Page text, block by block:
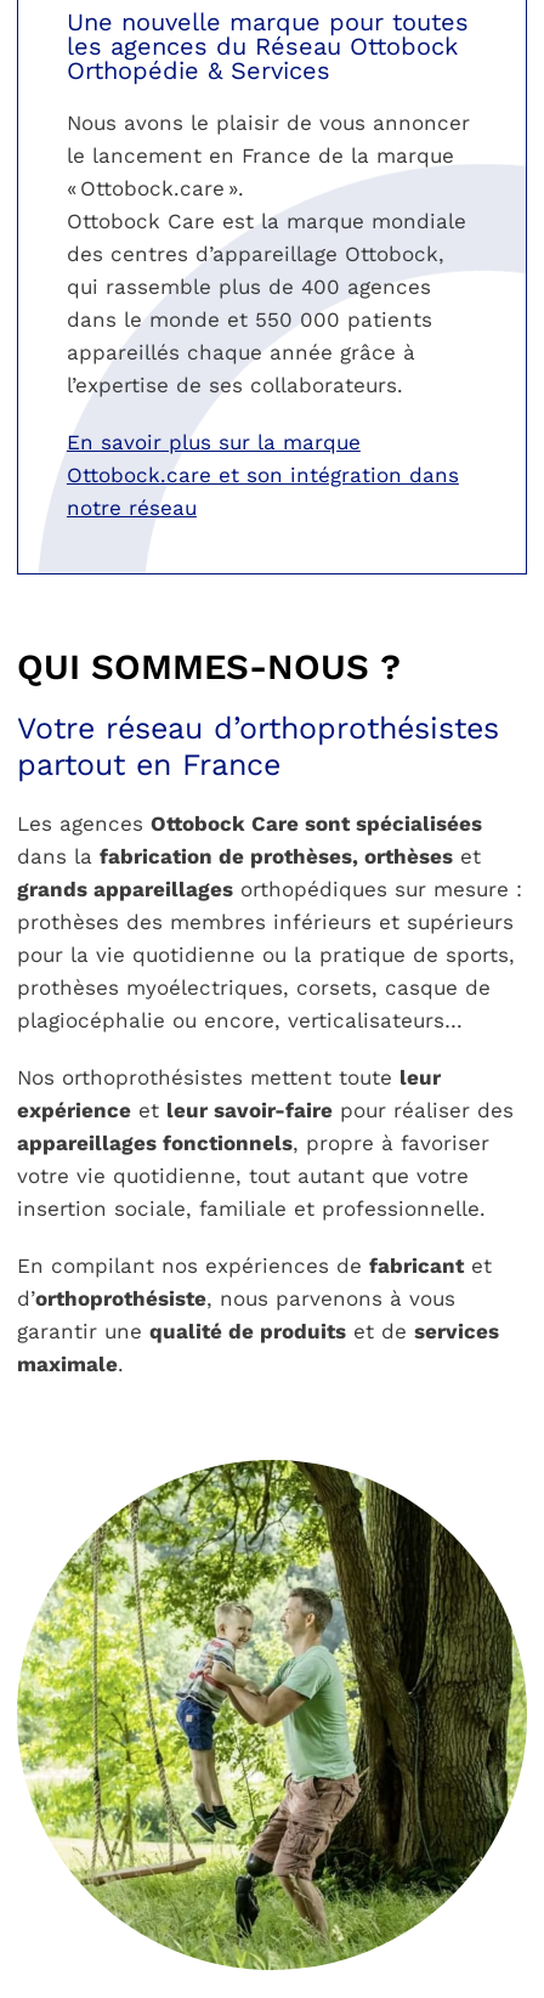
Une nouvelle marque pour toutes
les agences du Réseau Ottobock
Orthopédie & Services
Nous avons le plaisir de vous annoncer
le lancement en France de la marque
« Ottobock.care ».
Ottobock Care est la marque mondiale
des centres d’appareillage Ottobock,
qui rassemble plus de 400 agences
dans le monde et 550 000 patients
appareillés chaque année grâce à
l’expertise de ses collaborateurs.
En savoir plus sur la marque
Ottobock.care et son intégration dans
notre réseau
QUI SOMMES-NOUS ?
Votre réseau d’orthoprothésistes
partout en France
Les agences Ottobock Care sont spécialisées
dans la fabrication de prothèses, orthèseset
grands appareillagesorthopédiques sur mesure :
prothèses des membres inférieurs et supérieurs
pour la vie quotidienne ou la pratique de sports,
prothèses myoélectriques, corsets, casque de
plagiocéphalie ou encore, verticalisateurs…
Nos orthoprothésistes mettent toute leur
expérienceet leur savoir-fairepour réaliser des
appareillages fonctionnels, propre à favoriser
votre vie quotidienne, tout autant que votre
insertion sociale, familiale et professionnelle.
En compilant nos expériences de fabricantet
d’orthoprothésiste, nous parvenons à vous
garantir une qualité de produitset de services
maximale.